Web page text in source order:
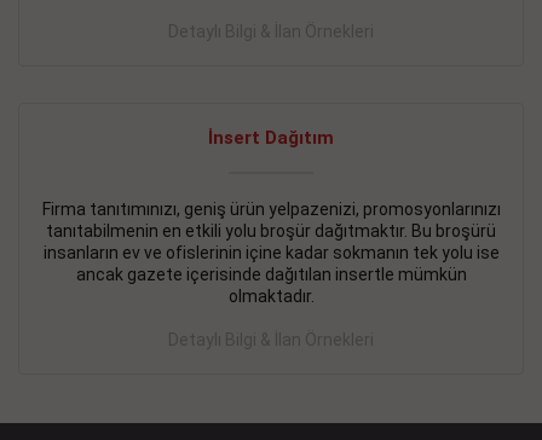
Detaylı Bilgi & İlan Örnekleri
İnsert Dağıtım
Firma tanıtımınızı, geniş ürün yelpazenizi, promosyonlarınızı
tanıtabilmenin en etkili yolu broşür dağıtmaktır. Bu broşürü
insanların ev ve ofislerinin içine kadar sokmanın tek yolu ise
ancak gazete içerisinde dağıtılan insertle mümkün
olmaktadır.
Detaylı Bilgi & İlan Örnekleri
DEVREMÜLK KİRALIK İlanı- 11.09.2018
SİNYE Tekstile Şoförlüğü olan 35 yaşını aşmamış, Depo
elemanı alınacaktır. Osmanbey, Şişli